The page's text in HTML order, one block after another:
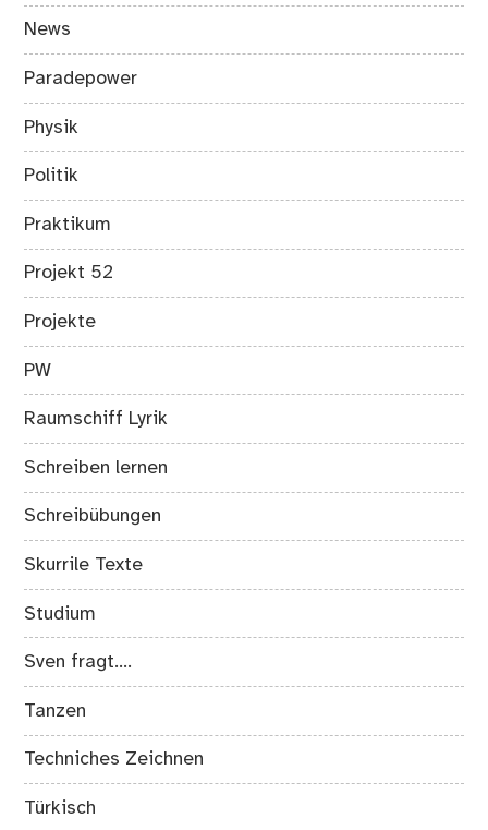
News
Paradepower
Physik
Politik
Praktikum
Projekt 52
Projekte
PW
Raumschiff Lyrik
Schreiben lernen
Schreibübungen
Skurrile Texte
Studium
Sven fragt….
Tanzen
Techniches Zeichnen
Türkisch